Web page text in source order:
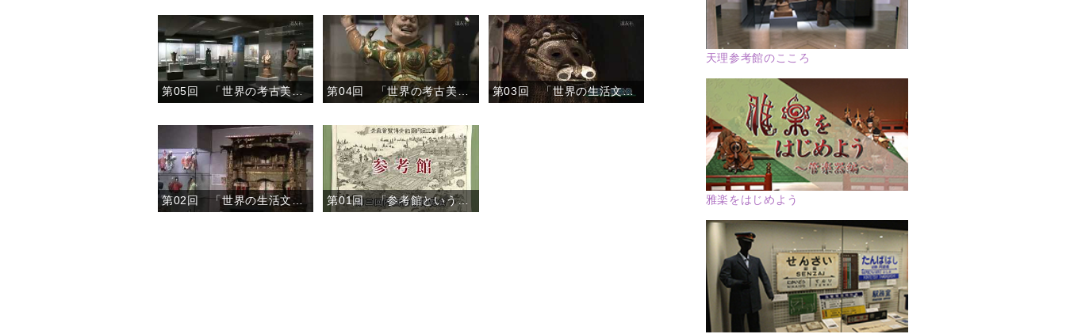
第05回 「世界の考古美術２」 第03回 「世界の生活文化２」
第02回 「世界の生活文化１」 第01回 「参考館という名前」
天理参考館のこころ
雅楽をはじめよう